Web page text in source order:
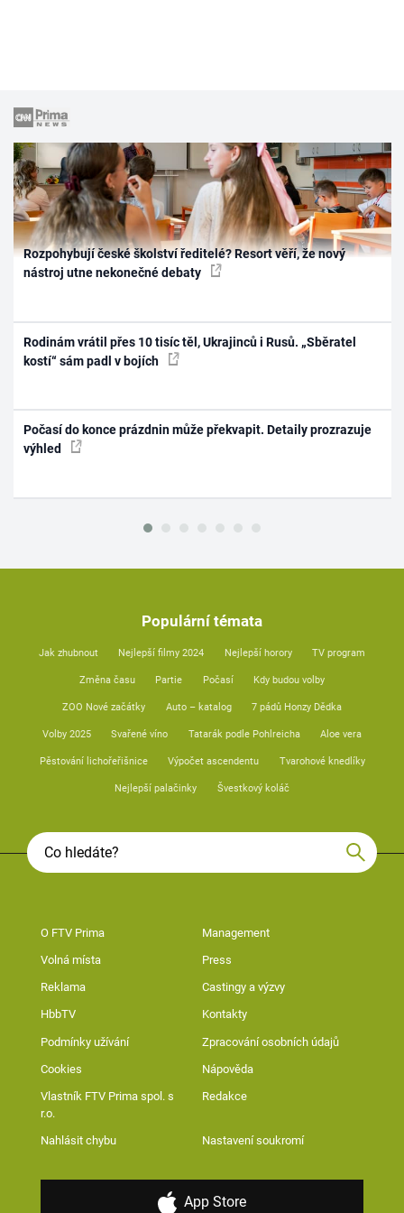
Rozpohybují české školství ředitelé? Resort věří, že nový
nástroj utne nekonečné debaty
Rodinám vrátil přes 10 tisíc těl, Ukrajinců i Rusů. „Sběratel
kostí“ sám padl v bojích
Počasí do konce prázdnin může překvapit. Detaily prozrazuje
výhled
Populární témata
Jak zhubnout Nejlepší filmy 2024 Nejlepší horory TV program
Změna času Partie Počasí Kdy budou volby
ZOO Nové začátky Auto – katalog 7 pádů Honzy Dědka
Volby 2025 Svařené víno Tatarák podle Pohlreicha Aloe vera
Pěstování lichořeřišnice Výpočet ascendentu Tvarohové knedlíky
Nejlepší palačinky Švestkový koláč
O FTV Prima Management
Volná místa Press
Reklama Castingy a výzvy
HbbTV Kontakty
Podmínky užívání Zpracování osobních údajů
Cookies Nápověda
Vlastník FTV Prima spol. s
r.o.
Redakce
Nahlásit chybu Nastavení soukromí
App Store